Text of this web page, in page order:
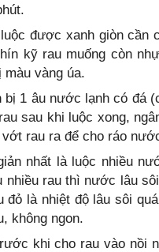
được xanh giòn cần
kỹ rau muống còn
màu vàng úa.
bị 1 âu nước lạnh có đá
sau khi luộc xong,
rau ra để cho ráo
nhất là luộc nhiều
nhiều rau thì nước lâu
đỏ là nhiệt độ lâu sôi
không ngon.
khi cho rau vào nồi